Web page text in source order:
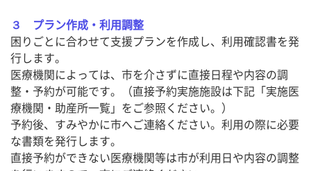
３ プラン作成・利用調整
困りごとに合わせて支援プランを作成し、利用確認書を発
行します。
医療機関によっては、市を介さずに直接日程や内容の調
整・予約が可能です。（直接予約実施施設は下記「実施医
療機関・助産所一覧」をご参照ください。）
予約後、すみやかに市へご連絡ください。利用の際に必要
な書類を発行します。
直接予約ができない医療機関等は市が利用日や内容の調整